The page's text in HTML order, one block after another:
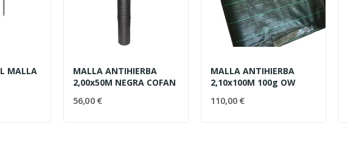
MALLA
MALLA ANTIHIERBA
2,00x50M NEGRA COFAN
56,00 €
MALLA ANTIHIERBA
2,10x100M 100g OW
110,00 €